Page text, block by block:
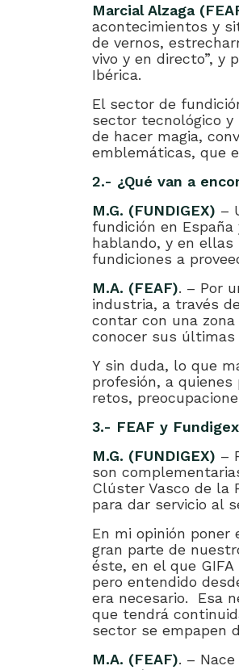
Marcial Alzaga
acontecimientos y
de vernos,
vivo y en directo”, y
Ibérica.
El sector de
sector tecnológico
de hacer magia,
emblemáticas, que
2.- ¿Qué van a
M.G. (FUNDIGEX) –
fundición en
hablando, y en
fundiciones a
M.A. (FEAF). – Por
industria, a través
contar con una
conocer sus últimas
Y sin duda, lo que
profesión, a
retos,
3.- FEAF y
M.G. (FUNDIGEX) –
son
Clúster Vasco de la
para dar servicio al
En mi opinión
gran parte de
éste, en el que
pero entendido
era necesario. Esa
que tendrá
sector se empapen
M.A. (FEAF). –